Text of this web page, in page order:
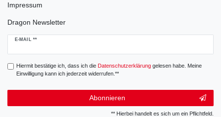
Impressum
Dragon Newsletter
E-MAIL **
Newsletter
Hiermit bestätige ich, dass ich die Daten­schutz­erklärunggelesen habe. Meine
Einwilligung kann ich jederzeit widerrufen.**
Abonnieren
** Hierbei handelt es sich um ein Pflichtfeld.